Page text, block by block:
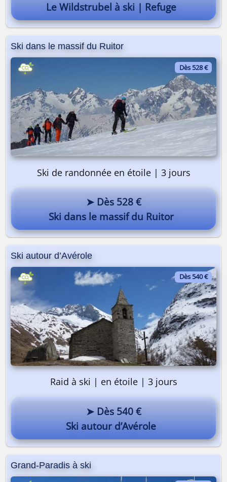
Le Wildstrubel à ski | Refuge
Ski dans le massif du Ruitor
Dès 528 €
Ski de randonnée en étoile | 3 jours
➤ Dès 528 €
Ski dans le massif du Ruitor
Ski autour d’Avérole
Dès 540 €
Raid à ski | en étoile | 3 jours
➤ Dès 540 €
Ski autour d’Avérole
Grand-Paradis à ski